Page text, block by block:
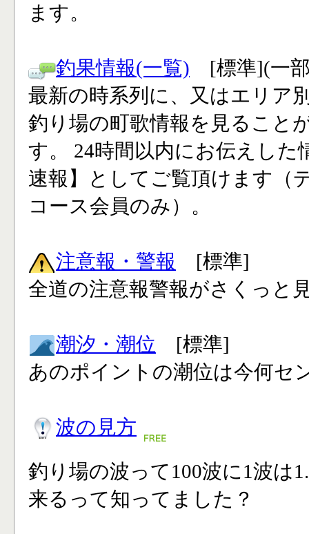
ます。
釣果情報(一覧) [標準](一
最新の時系列に、又はエリア
釣り場の町歌情報を見ること
す。 24時間以内にお伝えした
速報】としてご覧頂けます（
コース会員のみ）。
注意報・警報 [標準]
全道の注意報警報がさくっと
潮汐・潮位 [標準]
あのポイントの潮位は今何セ
波の見方
釣り場の波って100波に1波は
来るって知ってました？